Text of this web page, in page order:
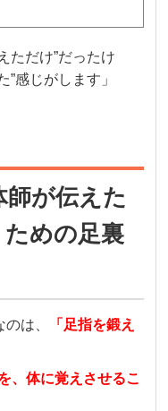
ただけ”だったけ
”感じがします」
が伝えた
めの足裏
は、
「足指を鍛え
、体に覚えさせるこ